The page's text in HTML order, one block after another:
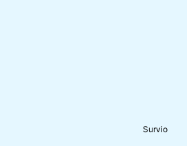
Survio